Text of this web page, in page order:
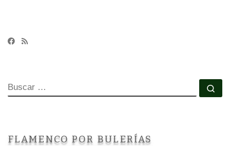
BUSCAR
FLAMENCO POR BULERÍAS